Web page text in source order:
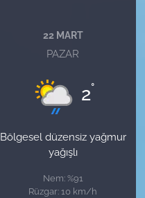
22 MART
PAZAR
2°
Bölgesel düzensiz yağmur
yağışlı
Nem: %91
Rüzgar: 10 km/h